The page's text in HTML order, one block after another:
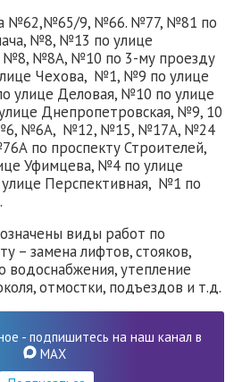
№62,№65/9, №66. №77, №81 по
№8, №13 по улице
№8А, №10 по 3-му проезду
Чехова, №1, №9 по улице
улице Деловая, №10 по улице
Днепропетровская, №9, 10
№6, №6А, №12, №15, №17А, №24
по проспекту Строителей,
Уфимцева, №4 по улице
Перспективная, №1 по
виды работ по
– замена лифтов, стояков,
водоснабжения, утепление
отмостки, подъездов и т.д.
- подпишитесь на наш канал в
MAX